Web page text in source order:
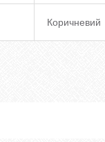
Коричневий